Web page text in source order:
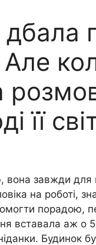
її
завжди для
на роботі,
порадою,
вставала аж о
Будинок